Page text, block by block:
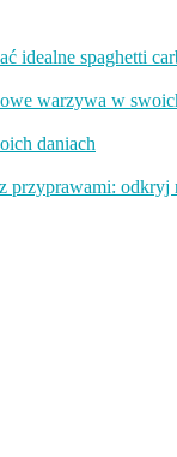
idealne spaghetti
warzywa w
daniach
przyprawami: